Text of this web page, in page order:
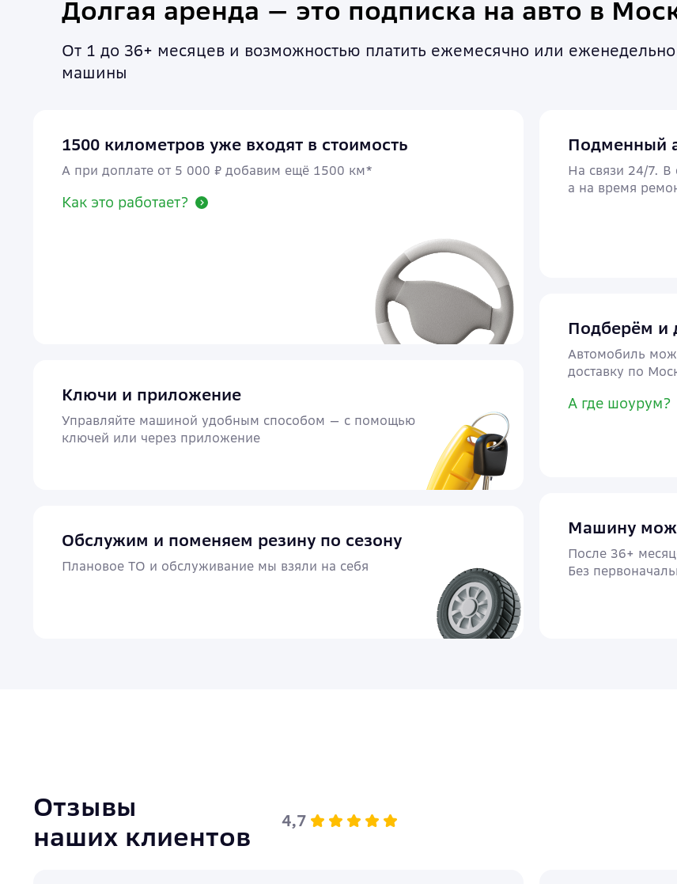
Долгая аренда — это подписка на авто в
От 1 до 36+ месяцев и возможностью платить ежемесячно или
машины
1500 километров уже входят в стоимость
А при доплате от 5 000 ₽ добавим ещё 1500 км*
Как это работает?
Подберём и
Автомобиль
доставку по
А где шоурум?
Машину
После 36+
Без
Ключи и приложение
Управляйте машиной удобным способом — с помощью
ключей или через приложение
Подменный
На связи 24/7.
а на время
Обслужим и поменяем резину по сезону
Плановое ТО и обслуживание мы взяли на себя
Отзывы
наших клиентов
4,7